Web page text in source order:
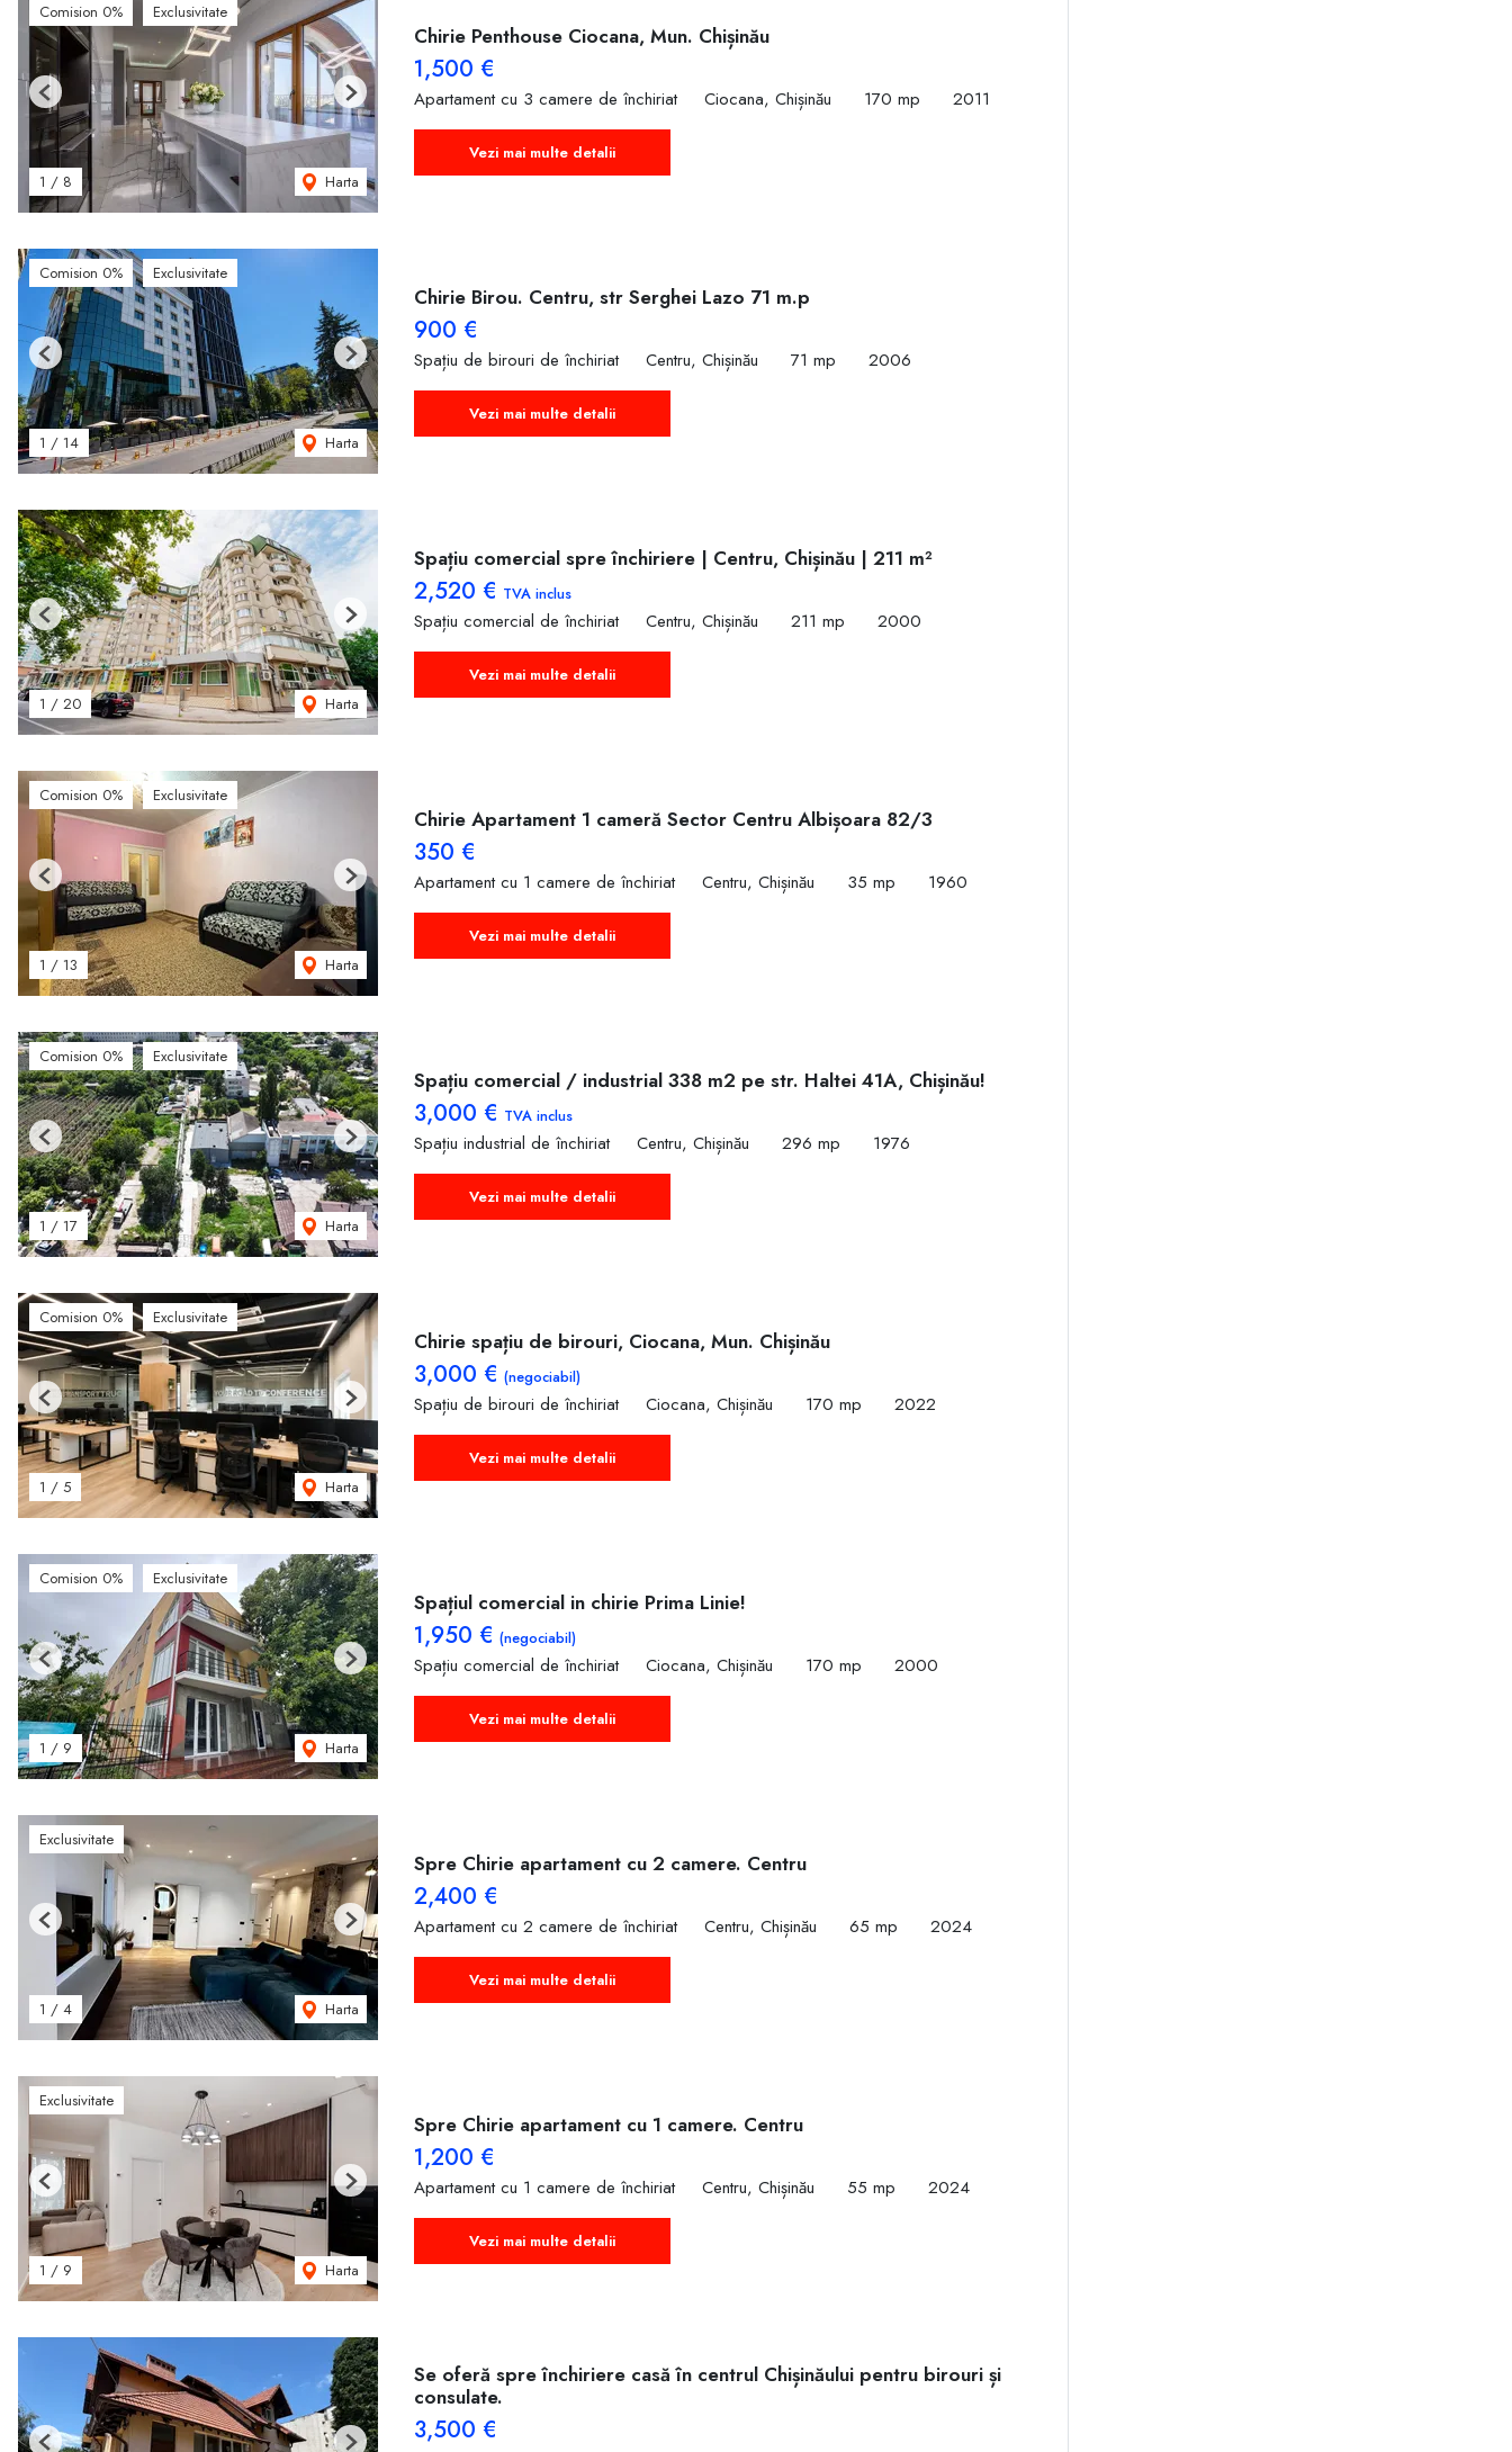
Comision 0% Exclusivitate
1 / 8 Harta
Previous Next
Chirie Penthouse Ciocana, Mun. Chișinău
1,500 €
Apartament cu 3 camere de închiriat Ciocana, Chișinău 170 mp 2011
Vezi mai multe detalii
Comision 0% Exclusivitate
1 / 14 Harta
Previous Next
Chirie Birou. Centru, str Serghei Lazo 71 m.p
900 €
Spațiu de birouri de închiriat Centru, Chișinău 71 mp 2006
Vezi mai multe detalii
1 / 20 Harta
Previous Next
Spațiu comercial spre închiriere | Centru, Chișinău | 211 m²
2,520 € TVA inclus
Spațiu comercial de închiriat Centru, Chișinău 211 mp 2000
Vezi mai multe detalii
Comision 0% Exclusivitate
1 / 13 Harta
Previous Next
Chirie Apartament 1 cameră Sector Centru Albișoara 82/3
350 €
Apartament cu 1 camere de închiriat Centru, Chișinău 35 mp 1960
Vezi mai multe detalii
Comision 0% Exclusivitate
1 / 17 Harta
Previous Next
Spațiu comercial / industrial 338 m2 pe str. Haltei 41A, Chișinău!
3,000 € TVA inclus
Spațiu industrial de închiriat Centru, Chișinău 296 mp 1976
Vezi mai multe detalii
Comision 0% Exclusivitate
1 / 5 Harta
Previous Next
Chirie spațiu de birouri, Ciocana, Mun. Chișinău
3,000 € (negociabil)
Spațiu de birouri de închiriat Ciocana, Chișinău 170 mp 2022
Vezi mai multe detalii
Comision 0% Exclusivitate
1 / 9 Harta
Previous Next
Spațiul comercial in chirie Prima Linie!
1,950 € (negociabil)
Spațiu comercial de închiriat Ciocana, Chișinău 170 mp 2000
Vezi mai multe detalii
Exclusivitate
1 / 4 Harta
Previous Next
Spre Chirie apartament cu 2 camere. Centru
2,400 €
Apartament cu 2 camere de închiriat Centru, Chișinău 65 mp 2024
Vezi mai multe detalii
Exclusivitate
1 / 9 Harta
Previous Next
Spre Chirie apartament cu 1 camere. Centru
1,200 €
Apartament cu 1 camere de închiriat Centru, Chișinău 55 mp 2024
Vezi mai multe detalii
Se oferă spre închiriere casă în centrul Chișinăului pentru birouri și
consulate.
3,500 €